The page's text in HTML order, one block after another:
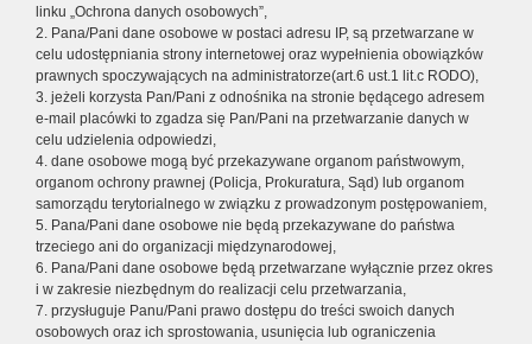
linku „Ochrona danych osobowych”,
2. Pana/Pani dane osobowe w postaci adresu IP, są przetwarzane w
celu udostępniania strony internetowej oraz wypełnienia obowiązków
prawnych spoczywających na administratorze(art.6 ust.1 lit.c RODO),
3. jeżeli korzysta Pan/Pani z odnośnika na stronie będącego adresem
e-mail placówki to zgadza się Pan/Pani na przetwarzanie danych w
celu udzielenia odpowiedzi,
4. dane osobowe mogą być przekazywane organom państwowym,
organom ochrony prawnej (Policja, Prokuratura, Sąd) lub organom
samorządu terytorialnego w związku z prowadzonym postępowaniem,
5. Pana/Pani dane osobowe nie będą przekazywane do państwa
trzeciego ani do organizacji międzynarodowej,
6. Pana/Pani dane osobowe będą przetwarzane wyłącznie przez okres
i w zakresie niezbędnym do realizacji celu przetwarzania,
7. przysługuje Panu/Pani prawo dostępu do treści swoich danych
osobowych oraz ich sprostowania, usunięcia lub ograniczenia